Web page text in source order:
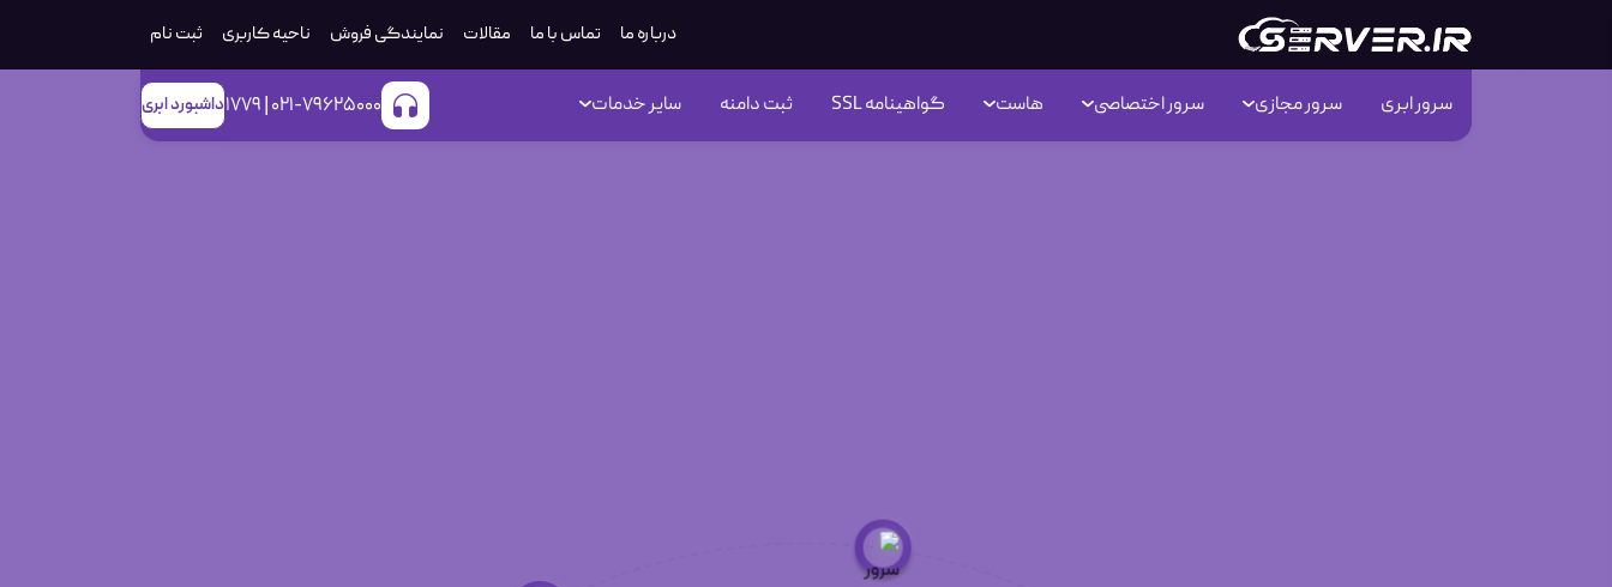
درباره ما تماس با ما مقالات نمایندگی فروش ناحیه کاربری ثبت‌ نام
سرور ابری سرور مجازی سرور اختصاصی هاست گواهینامه SSL ثبت دامنه سایر خدمات 021-79625000 | 1779 داشبورد ابری